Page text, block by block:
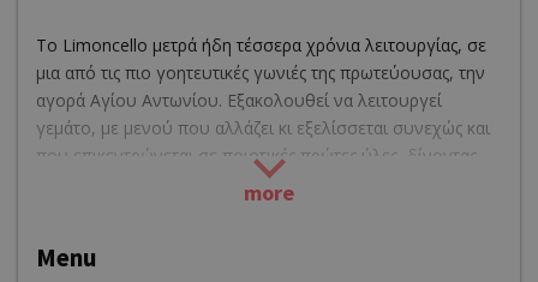
Το Limoncello μετρά ήδη τέσσερα χρόνια λειτουργίας, σε
μια από τις πιο γοητευτικές γωνιές της πρωτεύουσας, την
αγορά Αγίου Αντωνίου. Εξακολουθεί να λειτουργεί
γεμάτο, με μενού που αλλάζει κι εξελίσσεται συνεχώς και
που επικεντρώνεται σε ποιοτικές πρώτες ύλες, δίνοντας
παράλληλα βήμα σε ντόπια υλικά όπως το χαλλούμι, οι
Το χειμώνα τα τραπέζια τοποθετούνται εντός της αγοράς,
more
Menu